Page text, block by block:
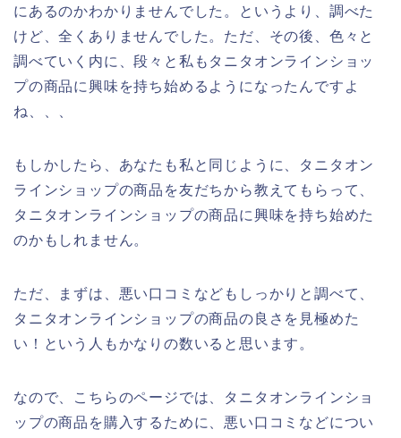
にあるのかわかりませんでした。というより、調べた
けど、全くありませんでした。ただ、その後、色々と
調べていく内に、段々と私もタニタオンラインショッ
プの商品に興味を持ち始めるようになったんですよ
ね、、、
もしかしたら、あなたも私と同じように、タニタオン
ラインショップの商品を友だちから教えてもらって、
タニタオンラインショップの商品に興味を持ち始めた
のかもしれません。
ただ、まずは、悪い口コミなどもしっかりと調べて、
タニタオンラインショップの商品の良さを見極めた
い！という人もかなりの数いると思います。
なので、こちらのページでは、タニタオンラインショ
ップの商品を購入するために、悪い口コミなどについ